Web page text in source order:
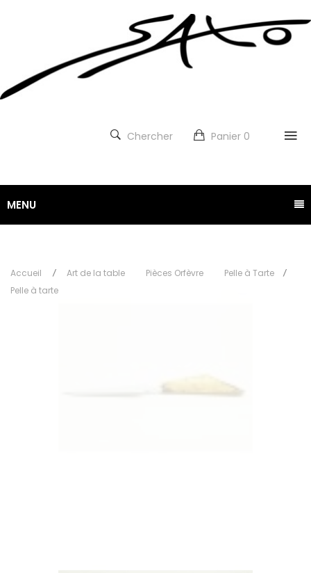
Panier 0
Chercher
MENU
Accueil Art de la table Pièces Orfèvre
Pelle à Tarte
Pelle à tarte bois de Tamarinier et Ecaille